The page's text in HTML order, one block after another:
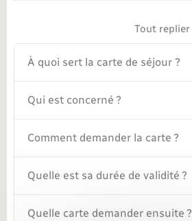
Voirie et espace public
Tout replier
À quoi sert la carte de séjour ?
Qui est concerné ?
Comment demander la carte ?
Quelle est sa durée de validité ?
Quelle carte demander ensuite ?